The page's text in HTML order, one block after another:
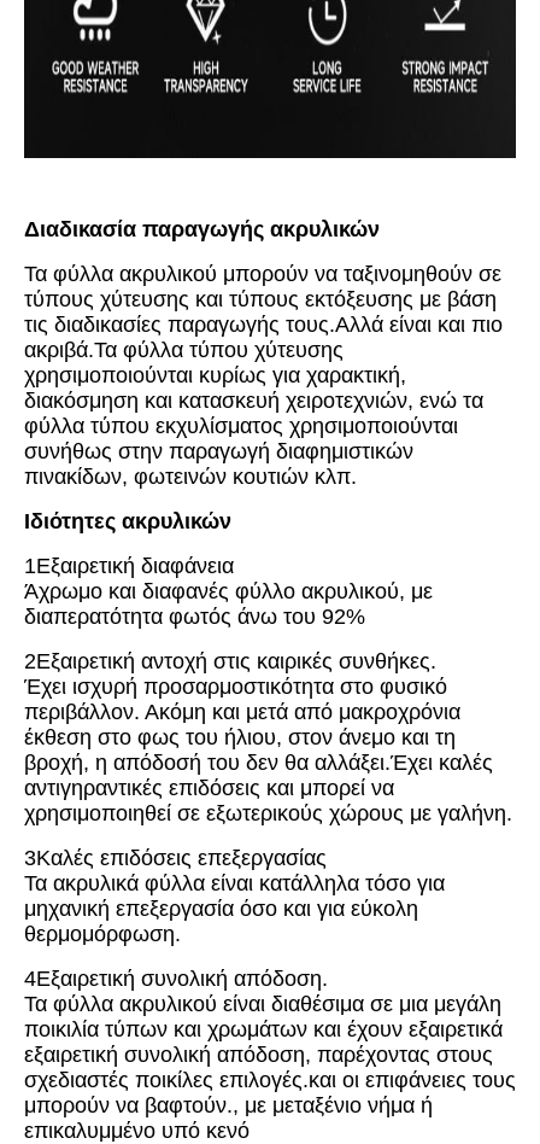
Διαδικασία παραγωγής ακρυλικών
Τα φύλλα ακρυλικού μπορούν να ταξινομηθούν σε
τύπους χύτευσης και τύπους εκτόξευσης με βάση
τις διαδικασίες παραγωγής τους.Αλλά είναι και πιο
ακριβά.Τα φύλλα τύπου χύτευσης
χρησιμοποιούνται κυρίως για χαρακτική,
διακόσμηση και κατασκευή χειροτεχνιών, ενώ τα
φύλλα τύπου εκχυλίσματος χρησιμοποιούνται
συνήθως στην παραγωγή διαφημιστικών
πινακίδων, φωτεινών κουτιών κλπ.
Ιδιότητες ακρυλικών
1Εξαιρετική διαφάνεια
Άχρωμο και διαφανές φύλλο ακρυλικού, με
διαπερατότητα φωτός άνω του 92%
2Εξαιρετική αντοχή στις καιρικές συνθήκες.
Έχει ισχυρή προσαρμοστικότητα στο φυσικό
περιβάλλον. Ακόμη και μετά από μακροχρόνια
έκθεση στο φως του ήλιου, στον άνεμο και τη
βροχή, η απόδοσή του δεν θα αλλάξει.Έχει καλές
αντιγηραντικές επιδόσεις και μπορεί να
χρησιμοποιηθεί σε εξωτερικούς χώρους με γαλήνη.
3Καλές επιδόσεις επεξεργασίας
Τα ακρυλικά φύλλα είναι κατάλληλα τόσο για
μηχανική επεξεργασία όσο και για εύκολη
θερμομόρφωση.
4Εξαιρετική συνολική απόδοση.
Τα φύλλα ακρυλικού είναι διαθέσιμα σε μια μεγάλη
ποικιλία τύπων και χρωμάτων και έχουν εξαιρετικά
εξαιρετική συνολική απόδοση, παρέχοντας στους
σχεδιαστές ποικίλες επιλογές.και οι επιφάνειες τους
μπορούν να βαφτούν., με μεταξένιο νήμα ή
επικαλυμμένο υπό κενό